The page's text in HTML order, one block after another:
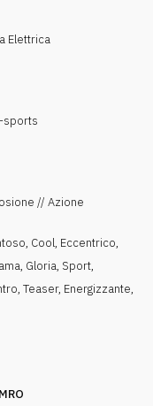
Elettrica
sports
// Azione
, Cool, Eccentrico,
, Gloria, Sport,
, Teaser, Energizzante,